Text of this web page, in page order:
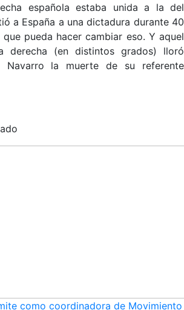
española estaba unida a la del
a España a una dictadura durante 40
pueda hacer cambiar eso. Y aquel
derecha (en distintos grados) lloró
Navarro la muerte de su referente
como coordinadora de Movimiento